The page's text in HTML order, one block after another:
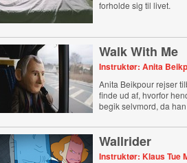
forholde sig til livet.
Walk With Me
Instruktør: Anita
Anita Beikpour rejser
finde ud af, hvorfor
begik selvmord, da
Wallrider
Instruktør: Klaus Tue